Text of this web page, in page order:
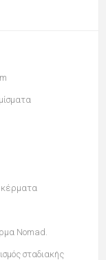
κέρματα
Nomad.
σταδιακής